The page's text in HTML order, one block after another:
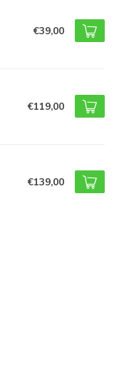
€39,00
€119,00
€139,00